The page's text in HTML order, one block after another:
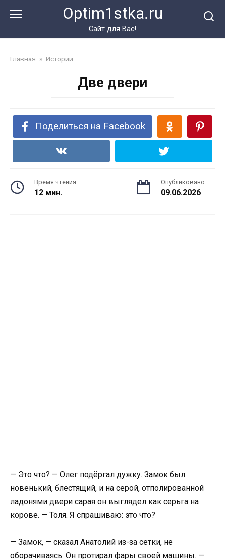
Optim1stka.ru
Сайт для Вас!
Главная » Истории
Две двери
Поделиться на Facebook
Время чтения
12 мин.
Опубликовано
09.06.2026
— Это что? — Олег подёргал дужку. Замок был
новенький, блестящий, и на серой, отполированной
ладонями двери сарая он выглядел как серьга на
корове. — Толя. Я спрашиваю: это что?
— Замок, — сказал Анатолий из-за сетки, не
оборачиваясь. Он протирал фары своей машины. —